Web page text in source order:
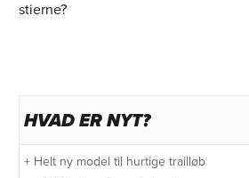
stierne?
HVAD ER NYT?
+ Helt ny model til hurtige trailløb